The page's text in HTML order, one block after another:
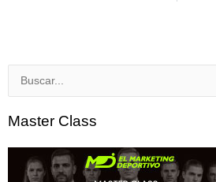
Buscar
Master Class